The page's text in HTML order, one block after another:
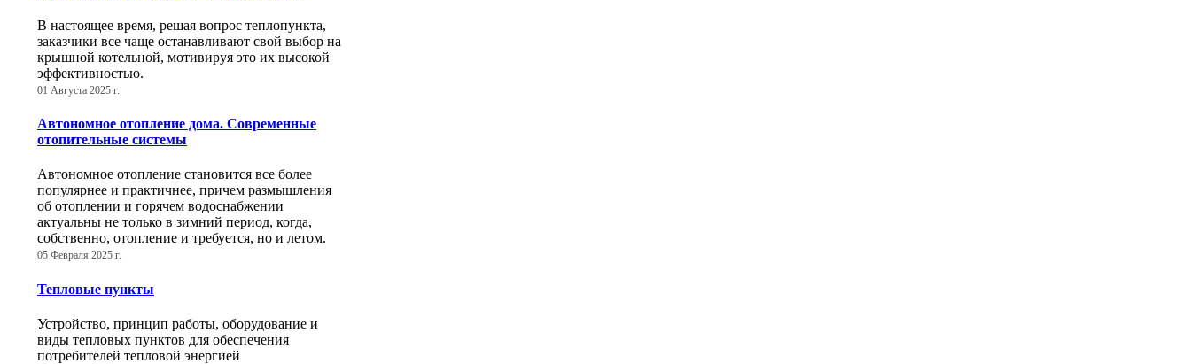
В настоящее время, решая вопрос теплопункта,
заказчики все чаще останавливают свой выбор на
крышной котельной, мотивируя это их высокой
эффективностью.
01 Августа 2025 г.
Автономное отопление дома. Современные
отопительные системы
Автономное отопление становится все более
популярнее и практичнее, причем размышления
об отоплении и горячем водоснабжении
актуальны не только в зимний период, когда,
собственно, отопление и требуется, но и летом.
05 Февраля 2025 г.
Тепловые пункты
Устройство, принцип работы, оборудование и
виды тепловых пунктов для обеспечения
потребителей тепловой энергией